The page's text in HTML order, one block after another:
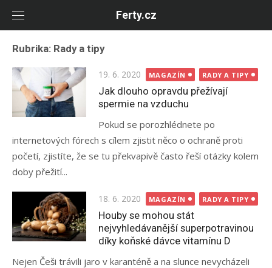
Ferty.cz
Rubrika: Rady a tipy
Posted
on
19. 6. 2020 MAGAZÍN RADY A TIPY
Jak dlouho opravdu přežívají
spermie na vzduchu
Pokud se porozhlédnete po
internetových fórech s cílem zjistit něco o ochraně proti
početí, zjistíte, že se tu překvapivě často řeší otázky kolem
doby přežití...
Posted
on
18. 6. 2020 MAGAZÍN RADY A TIPY
Houby se mohou stát
nejvyhledávanější superpotravinou
díky koňské dávce vitamínu D
Nejen Češi trávili jaro v karanténě a na slunce nevycházeli